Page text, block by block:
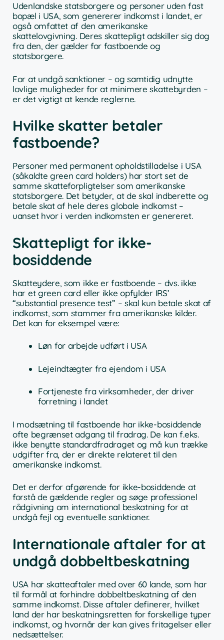
Udenlandske statsborgere og personer uden fast
bopæl i USA, som genererer indkomst i landet, er
også omfattet af den amerikanske
skattelovgivning. Deres skattepligt adskiller sig dog
fra den, der gælder for fastboende og
statsborgere.
For at undgå sanktioner – og samtidig udnytte
lovlige muligheder for at minimere skattebyrden –
er det vigtigt at kende reglerne.
Hvilke skatter betaler
fastboende?
Personer med permanent opholdstilladelse i USA
(såkaldte green card holders) har stort set de
samme skatteforpligtelser som amerikanske
statsborgere. Det betyder, at de skal indberette og
betale skat af hele deres globale indkomst –
uanset hvor i verden indkomsten er genereret.
Skattepligt for ikke-
bosiddende
Skatteydere, som ikke er fastboende – dvs. ikke
har et green card eller ikke opfylder IRS’
“substantial presence test” – skal kun betale skat af
indkomst, som stammer fra amerikanske kilder.
Det kan for eksempel være:
Løn for arbejde udført i USA
Lejeindtægter fra ejendom i USA
Fortjeneste fra virksomheder, der driver
forretning i landet
I modsætning til fastboende har ikke-bosiddende
ofte begrænset adgang til fradrag. De kan f.eks.
ikke benytte standardfradraget og må kun trække
udgifter fra, der er direkte relateret til den
amerikanske indkomst.
Det er derfor afgørende for ikke-bosiddende at
forstå de gældende regler og søge professionel
rådgivning om international beskatning for at
undgå fejl og eventuelle sanktioner.
Internationale aftaler for at
undgå dobbeltbeskatning
USA har skatteaftaler med over 60 lande, som har
til formål at forhindre dobbeltbeskatning af den
samme indkomst. Disse aftaler definerer, hvilket
land der har beskatningsretten for forskellige typer
indkomst, og hvornår der kan gives fritagelser eller
nedsættelser.